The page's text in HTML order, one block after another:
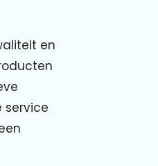
en
service